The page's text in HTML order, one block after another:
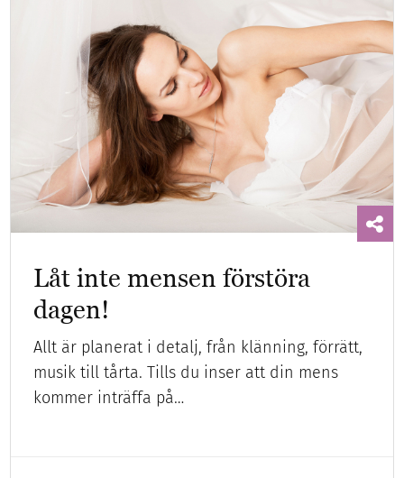
Låt inte mensen förstöra
dagen!
Allt är planerat i detalj, från klänning, förrätt,
musik till tårta. Tills du inser att din mens
kommer inträffa på…